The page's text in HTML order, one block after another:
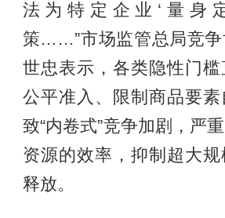
法为特定企业‘量身
策……”市场监管总局竞争
世忠表示，各类隐性门
公平准入、限制商品要
致“内卷式”竞争加剧，严
资源的效率，抑制超大
释放。